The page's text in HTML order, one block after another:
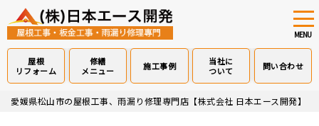
Skip
MENU
屋根
リフォーム
修繕
メニュー
施工事例
当社に
ついて
問い合わせ
愛媛県松山市の屋根工事、雨漏り修理専門店【株式会社 日本エース開発】